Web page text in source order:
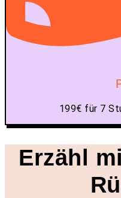
199€ für 7
Erzähl